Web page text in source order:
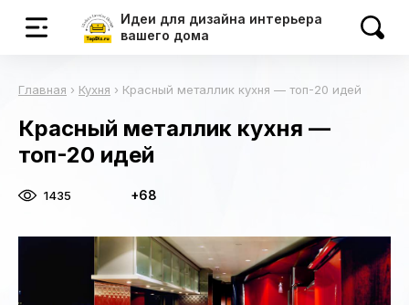
Идеи для дизайна интерьера
вашего дома
Главная › Кухня › Красный металлик кухня — топ-20 идей
Красный металлик кухня —
топ-20 идей
1435 +68